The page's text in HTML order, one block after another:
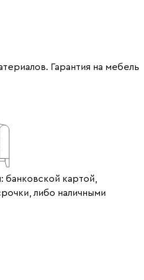
Гарантия на мебель
банковской картой,
либо наличными